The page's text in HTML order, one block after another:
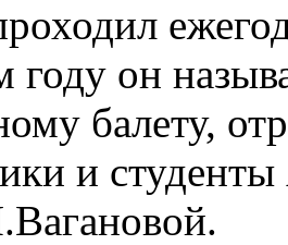
году он
балету,
и